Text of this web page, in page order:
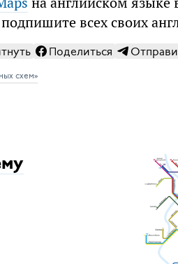
всех своих
Поделиться
схем»